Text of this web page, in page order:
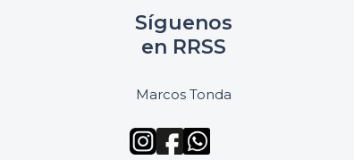
Síguenos
en RRSS
Marcos Tonda